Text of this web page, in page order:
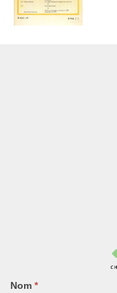
Nom *
Si